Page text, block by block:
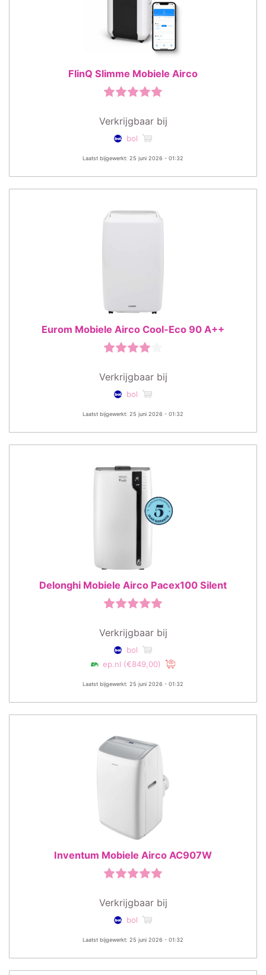
FlinQ Slimme Mobiele Airco
Verkrijgbaar bij
bol
Laatst bijgewerkt: 25 juni 2026 - 01:32
Eurom Mobiele Airco Cool-Eco 90 A++
Verkrijgbaar bij
bol
Laatst bijgewerkt: 25 juni 2026 - 01:32
Delonghi Mobiele Airco Pacex100 Silent
Verkrijgbaar bij
bol
ep.nl (€849,00)
Laatst bijgewerkt: 25 juni 2026 - 01:32
Inventum Mobiele Airco AC907W
Verkrijgbaar bij
bol
Laatst bijgewerkt: 25 juni 2026 - 01:32